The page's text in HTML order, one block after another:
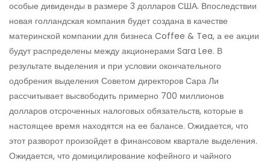
особые дивиденды в размере 3 долларов США. Впоследствии
новая голландская компания будет создана в качестве
материнской компании для бизнеса Coffee & Tea, а ее акции
будут распределены между акционерами Sara Lee. В
результате выделения и при условии окончательного
одобрения выделения Советом директоров Сара Ли
рассчитывает высвободить примерно 700 миллионов
долларов отсроченных налоговых обязательств, которые в
настоящее время находятся на ее балансе. Ожидается, что
этот разворот произойдет в финансовом квартале выделения.
Ожидается, что домицилирование кофейного и чайного